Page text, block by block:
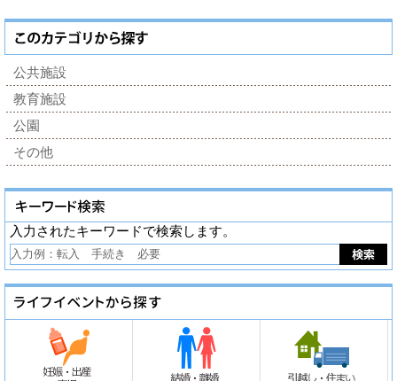
公共施設
教育施設
公園
その他
入力されたキーワードで検索します。